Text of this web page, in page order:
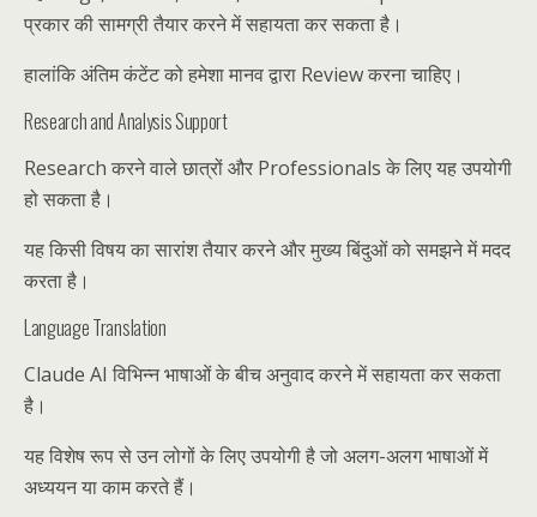
प्रकार की सामग्री तैयार करने में सहायता कर सकता है।
हालांकि अंतिम कंटेंट को हमेशा मानव द्वारा Review करना चाहिए।
Research and Analysis Support
Research करने वाले छात्रों और Professionals के लिए यह उपयोगी
हो सकता है।
यह किसी विषय का सारांश तैयार करने और मुख्य बिंदुओं को समझने में मदद
करता है।
Language Translation
Claude AI विभिन्न भाषाओं के बीच अनुवाद करने में सहायता कर सकता
है।
यह विशेष रूप से उन लोगों के लिए उपयोगी है जो अलग-अलग भाषाओं में
अध्ययन या काम करते हैं।